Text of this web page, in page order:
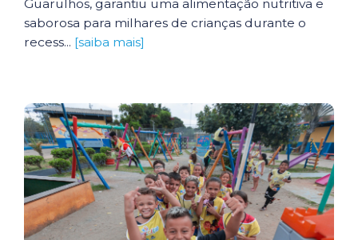
Guarulhos, garantiu uma alimentação nutritiva e
saborosa para milhares de crianças durante o
recess... [saiba mais]